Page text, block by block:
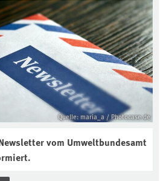
Quelle: maria_a / Photocase.de
vom Umweltbundesamt